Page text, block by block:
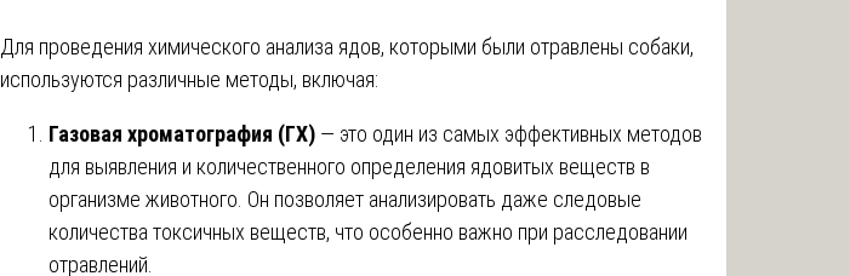
Для проведения химического анализа ядов, которыми были отравлены собаки,
используются различные методы, включая:
Газовая хроматография (ГХ) — это один из самых эффективных методов
для выявления и количественного определения ядовитых веществ в
организме животного. Он позволяет анализировать даже следовые
количества токсичных веществ, что особенно важно при расследовании
отравлений.